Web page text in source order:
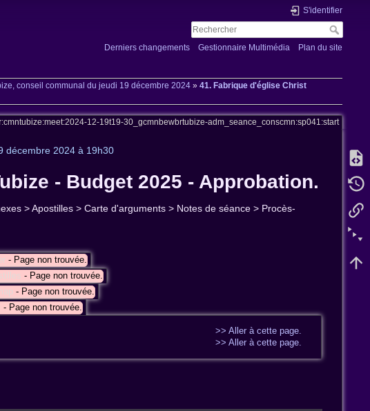
S'identifier
Derniers changements Gestionnaire Multimédia Plan du site
conseil communal du jeudi 19 décembre 2024 »41. Fabrique d'église Christ
12-19t19-30_gcmnbewbrtubize-adm_seance_conscmn:sp041:start
décembre 2024 à 19h30
- Budget 2025 - Approbation.
> Apostilles > Carte d'arguments > Notes de séance > Procès-
- Page non trouvée.
- Page non trouvée.
- Page non trouvée.
- Page non trouvée.
>> Aller à cette page.
>> Aller à cette page.